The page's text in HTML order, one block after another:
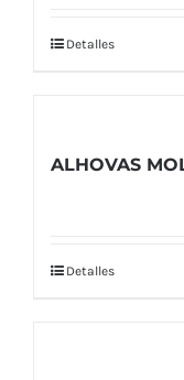
Detalles
ALHOVAS
Detalles